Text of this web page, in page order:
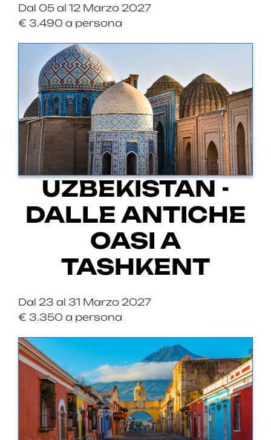
Dal 05 al 12 Marzo 2027
€ 3.490 a persona
UZBEKISTAN -
DALLE ANTICHE
OASI A
TASHKENT
Dal 23 al 31 Marzo 2027
€ 3.350 a persona